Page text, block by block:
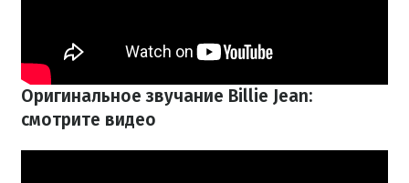
Оригинальное звучание Billie Jean:
смотрите видео